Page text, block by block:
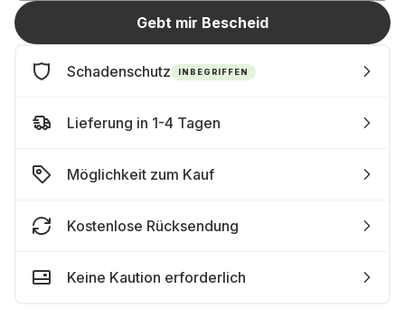
Gebt mir Bescheid
Schadenschutz INBEGRIFFEN
Lieferung in 1-4 Tagen
Möglichkeit zum Kauf
Kostenlose Rücksendung
Keine Kaution erforderlich